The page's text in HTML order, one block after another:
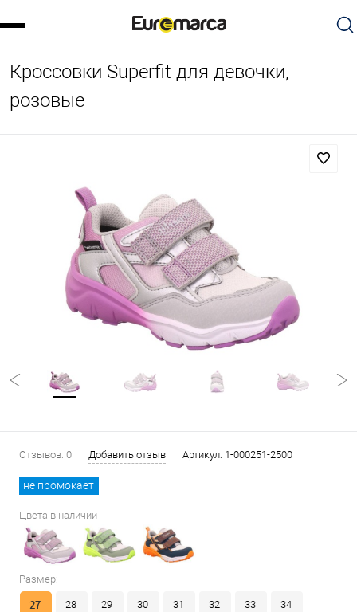
Кроссовки Superfit для девочки,
розовые
Отзывов: 0 Добавить отзыв Артикул: 1-000251-2500
не промокает
Цвета в наличии
Размер:
27 28 29 30 31 32 33 34